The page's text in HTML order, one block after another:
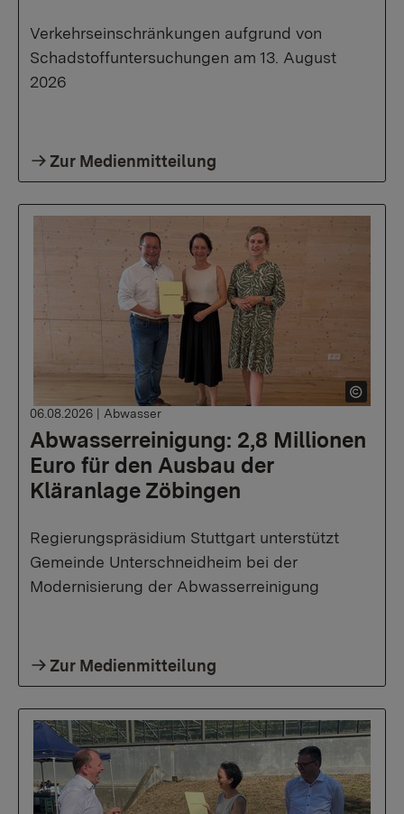
Verkehrseinschränkungen aufgrund von
Schadstoffuntersuchungen am 13. August
2026
Zur Medienmitteilung
Abwasserreinigung: 2,8 Millionen
Euro für den Ausbau der
Kläranlage Zöbingen
06.08.2026 | Abwasser
Regierungspräsidium Stuttgart unterstützt
Gemeinde Unterschneidheim bei der
Modernisierung der Abwasserreinigung
Zur Medienmitteilung